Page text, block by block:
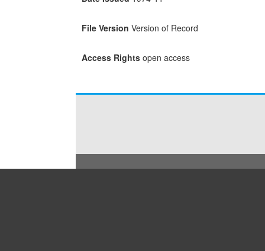
File Version Version of Record
Access Rights open access